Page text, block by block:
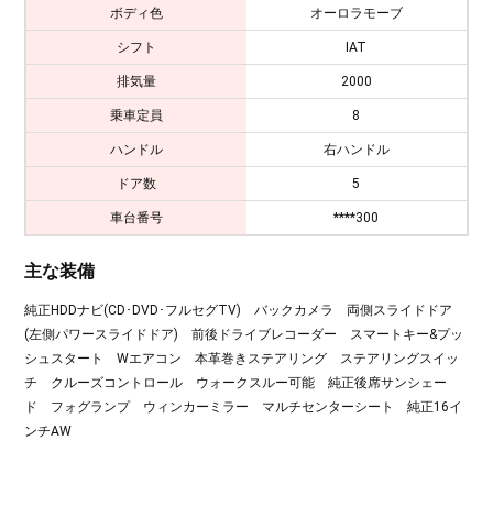
ボディ色 オーロラモーブ
シフト IAT
排気量 2000
乗車定員 8
ハンドル 右ハンドル
ドア数 5
車台番号 ****300
主な装備
純正HDDナビ(CD･DVD･フルセグTV) バックカメラ 両側スライドドア
(左側パワースライドドア) 前後ドライブレコーダー スマートキー&プッ
シュスタート Wエアコン 本革巻きステアリング ステアリングスイッ
チ クルーズコントロール ウォークスルー可能 純正後席サンシェー
ド フォグランプ ウィンカーミラー マルチセンターシート 純正16イ
ンチAW